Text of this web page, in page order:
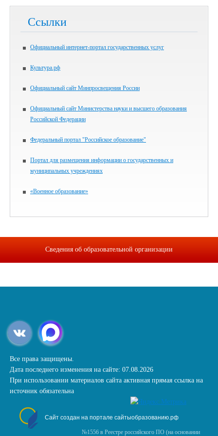
Ссылки
Официальный интернет-портал государственных услуг
Культура.рф
Официальный сайт Минпросвещения России
Официальный сайт Министерства науки и высшего образования
Российской Федерации
Федеральный портал "Российское образование"
Портал для размещения информации о государственных и
муниципальных учреждениях
«Военное образование»
Сведения об образовательной организации
Все права защищены.
Дата последнего изменения на сайте: 07.08.2026
При использовании материалов сайта активная прямая ссылка на
источник обязательна
Сайт создан на портале сайтыобразованию.рф
№1556 в Реестре российского ПО (на основании